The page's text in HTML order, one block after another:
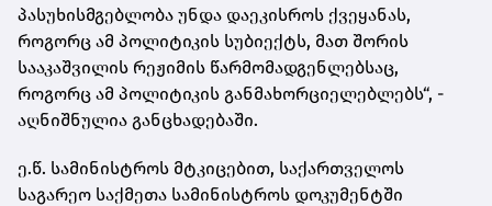
პასუხისმგებლობა უნდა დაეკისროს ქვეყანას,
როგორც ამ პოლიტიკის სუბიექტს, მათ შორის
სააკაშვილის რეჟიმის წარმომადგენლებსაც,
როგორც ამ პოლიტიკის განმახორციელებლებს“, -
აღნიშნულია განცხადებაში.
ე.წ. სამინისტროს მტკიცებით, საქართველოს
საგარეო საქმეთა სამინისტროს დოკუმენტში